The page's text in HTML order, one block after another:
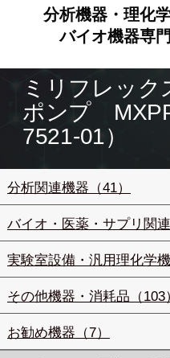
分析機器・理化
バイオ機器専門
ミリフレッ
ポンプ
7521-01）
分析関連機器（41）
バイオ・医薬・サプリ関連
実験室設備・汎用理化学機
その他機器・消耗品（103
お勧め機器（7）